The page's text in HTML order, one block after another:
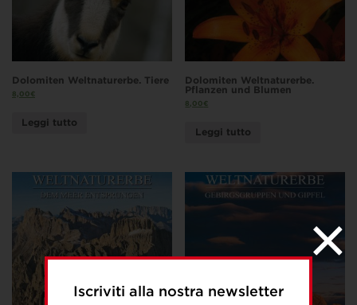
Iscriviti alla nostra newsletter
Dolomiten Weltnaturerbe. Tiere
8,00€
Leggi tutto
Dolomiten Weltnaturerbe.
Pflanzen und Blumen
8,00€
Leggi tutto